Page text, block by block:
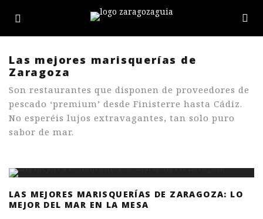
Las mejores marisquerías de
Zaragoza
Son restaurantes que disponen de proveedores de
pescado ‘premium’ desde Finisterre hasta Cádiz.
No esperéis lujos extravagantes, tan solo puro
sabor de mar.
LAS MEJORES MARISQUERÍAS DE ZARAGOZA: LO
MEJOR DEL MAR EN LA MESA